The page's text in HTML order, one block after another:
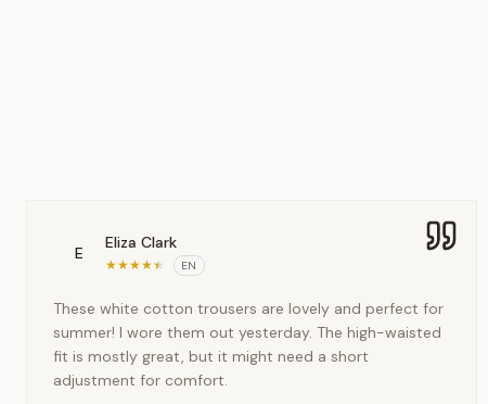
E
Eliza Clark
★★★★★ EN
These white cotton trousers are lovely and perfect for
summer! I wore them out yesterday. The high-waisted
fit is mostly great, but it might need a short
adjustment for comfort.